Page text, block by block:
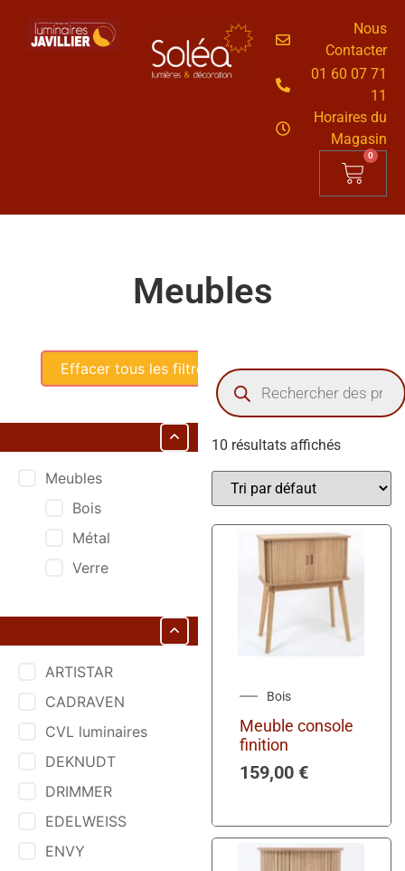
Nous
Contacter
01 60 07 71
11
Horaires du
Magasin
0
Meubles
Effacer tous les filtres
Meubles
Bois
Métal
Verre
ARTISTAR
CADRAVEN
CVL luminaires
DEKNUDT
DRIMMER
EDELWEISS
ENVY
10 résultats affichés
Bois
Meuble console
finition
159,00 €